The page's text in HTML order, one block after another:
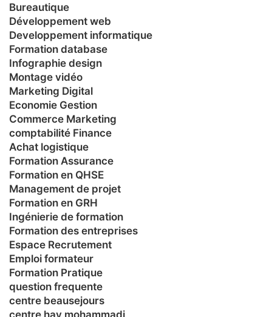
Bureautique
Développement web
Developpement informatique
Formation database
Infographie design
Montage vidéo
Marketing Digital
Economie Gestion
Commerce Marketing
comptabilité Finance
Achat logistique
Formation Assurance
Formation en QHSE
Management de projet
Formation en GRH
Ingénierie de formation
Formation des entreprises
Espace Recrutement
Emploi formateur
Formation Pratique
question frequente
centre beausejours
centre hay mohammadi